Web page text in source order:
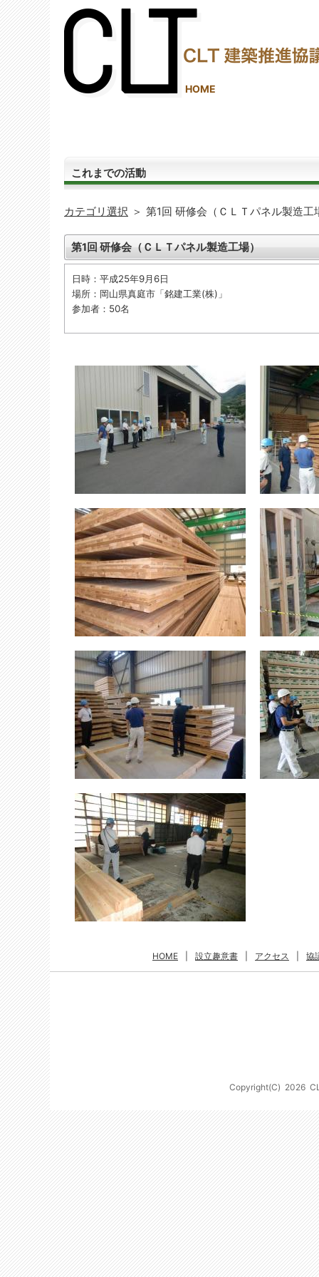
HOME
これまでの活動
カテゴリ選択 ＞ 第1回 研修会 （ＣＬＴパネル製造工
第1回 研修会 （ＣＬＴパネル製造工場）
日時：平成25年9月6日
場所：岡山県真庭市「銘建工業(株)」
参加者：50名
HOME 設立趣意書 アクセス 協
Copyright(C) 2026